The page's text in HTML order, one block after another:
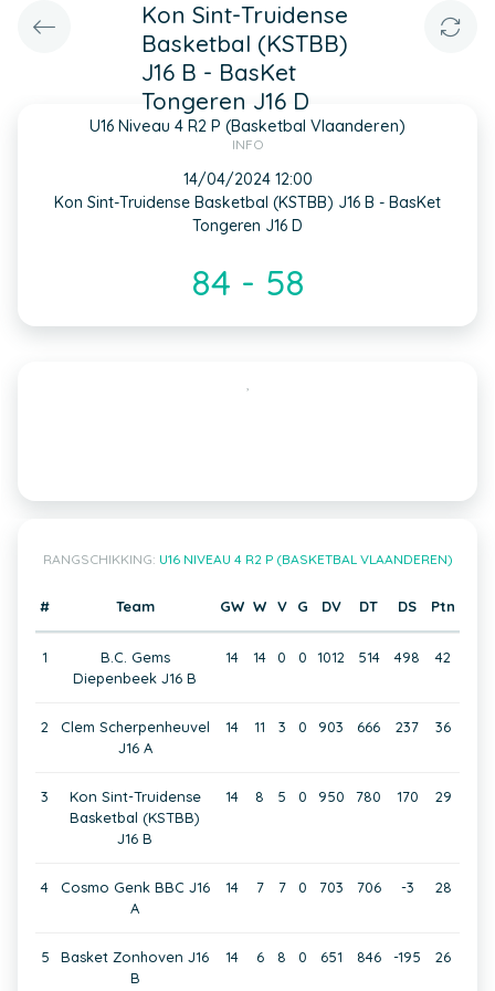
Kon Sint-Truidense
Basketbal (KSTBB)
J16 B - BasKet
Tongeren J16 D
U16 Niveau 4 R2 P (Basketbal Vlaanderen)
INFO
14/04/2024 12:00
Kon Sint-Truidense Basketbal (KSTBB) J16 B - BasKet
Tongeren J16 D
84 - 58
RANGSCHIKKING: U16 NIVEAU 4 R2 P (BASKETBAL VLAANDEREN)
# Team GW W V G DV DT DS Ptn
1
B.C. Gems
Diepenbeek J16 B
14 14 0 0 1012 514 498 42
2
Clem Scherpenheuvel
J16 A
14 11 3 0 903 666 237 36
3
Kon Sint-Truidense
Basketbal (KSTBB)
J16 B
14 8 5 0 950 780 170 29
4
Cosmo Genk BBC J16
A
14 7 7 0 703 706 -3 28
5
Basket Zonhoven J16
B
14 6 8 0 651 846 -195 26